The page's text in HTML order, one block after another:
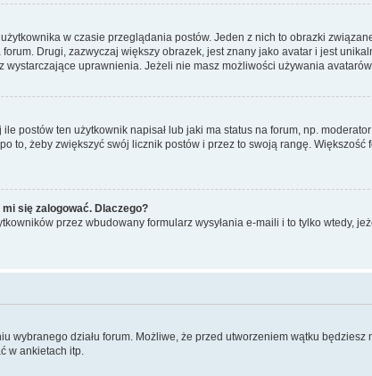
w czasie przeglądania postów. Jeden z nich to obrazki
Drugi, zazwyczaj większy obrazek, jest znany jako avatar i jest
wystarczające uprawnienia. Jeżeli nie masz możliwości używania
postów ten użytkownik napisał lub jaki ma status na forum, np.
to, żeby zwiększyć swój licznik postów i przez to swoją rangę.
się zalogować. Dlaczego?
przez wbudowany formularz wysyłania e-maili i to tylko wtedy,
wybranego działu forum. Możliwe, że przed utworzeniem wątku
w ankietach itp.